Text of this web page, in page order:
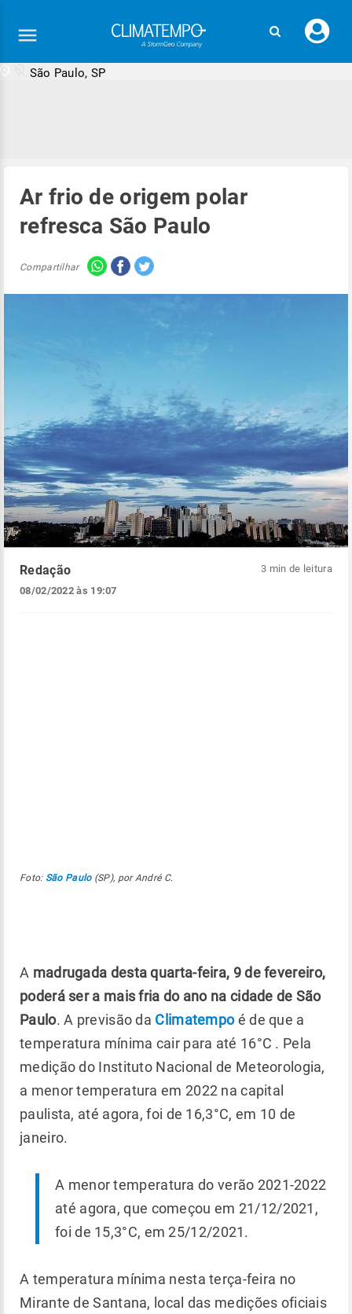
seu
São Paulo, SP
Ar frio de origem polar
refresca São Paulo
Compartilhar
Redação
08/02/2022 às 19:07
3 min de leitura
Foto: São Paulo(SP), por André C.
A madrugada desta quarta-feira, 9 de fevereiro,
poderá ser a mais fria do ano na cidade de São
Paulo. A previsão da Climatempoé de que a
temperatura mínima cair para até 16°C . Pela
medição do Instituto Nacional de Meteorologia,
a menor temperatura em 2022 na capital
paulista, até agora, foi de 16,3°C, em 10 de
janeiro.
A menor temperatura do verão 2021-2022
até agora, que começou em 21/12/2021,
foi de 15,3°C, em 25/12/2021.
A temperatura mínima nesta terça-feira no
Mirante de Santana, local das medições oficiais